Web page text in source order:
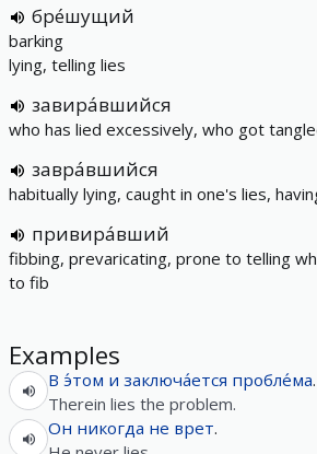
бре́шущий
barking
lying, telling lies
завира́вшийся
who has lied excessively, who got
завра́вшийся
habitually lying, caught in one's lies,
привира́вший
fibbing, prevaricating, prone to telling
to fib
Examples
В э́том и заключа́ется пробле́ма.
Therein lies the problem.
Он никогда не врет.